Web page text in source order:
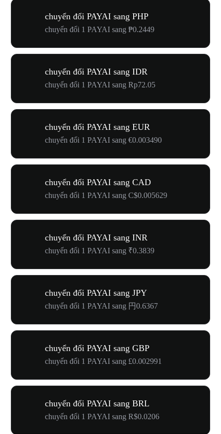
chuyển đổi PAYAI sang PHP
chuyển đổi 1 PAYAI sang ₱0.2449
chuyển đổi PAYAI sang IDR
chuyển đổi 1 PAYAI sang Rp72.05
chuyển đổi PAYAI sang EUR
chuyển đổi 1 PAYAI sang €0.003490
chuyển đổi PAYAI sang CAD
chuyển đổi 1 PAYAI sang C$0.005629
chuyển đổi PAYAI sang INR
chuyển đổi 1 PAYAI sang ₹0.3839
chuyển đổi PAYAI sang JPY
chuyển đổi 1 PAYAI sang 円0.6367
chuyển đổi PAYAI sang GBP
chuyển đổi 1 PAYAI sang £0.002991
chuyển đổi PAYAI sang BRL
chuyển đổi 1 PAYAI sang R$0.0206